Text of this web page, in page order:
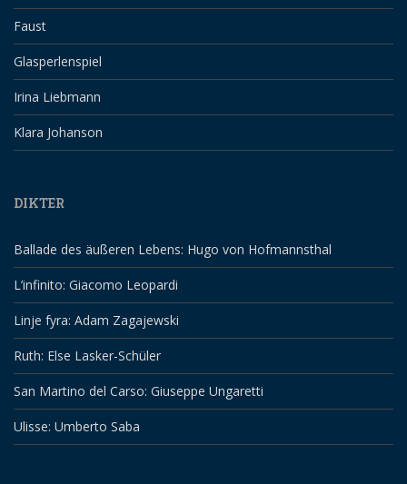
Faust
Glasperlenspiel
Irina Liebmann
Klara Johanson
DIKTER
Ballade des äußeren Lebens: Hugo von Hofmannsthal
L’infinito: Giacomo Leopardi
Linje fyra: Adam Zagajewski
Ruth: Else Lasker-Schüler
San Martino del Carso: Giuseppe Ungaretti
Ulisse: Umberto Saba